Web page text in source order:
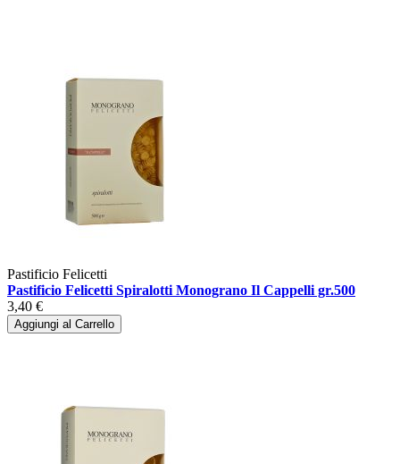
Pastificio Felicetti
Pastificio Felicetti Spiralotti Monograno Il Cappelli gr.500
3,40 €
Aggiungi al Carrello